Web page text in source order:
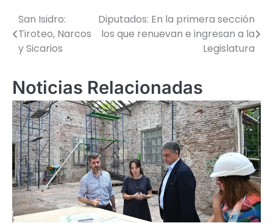
Navegación
de
San Isidro:
Tiroteo, Narcos
y Sicarios
Diputados: En la primera sección
los que renuevan e ingresan a la
Legislatura
Noticias Relacionadas